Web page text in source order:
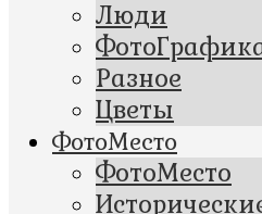
Люди
Разное
Цветы
ФотоМесто
ФотоМесто